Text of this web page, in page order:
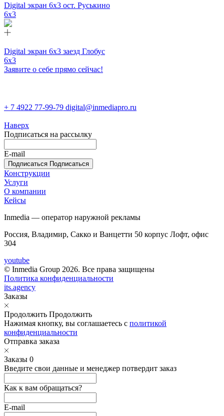
Digital экран 6х3 ост. Руськино
6х3
Digital экран 6х3 заезд Глобус
6х3
Заявите о себе прямо сейчас!
+ 7 4922 77-99-79 digital@inmediapro.ru
Наверх
Подписаться на рассылку
E-mail
Подписаться Подписаться
Конструкции
Услуги
О компании
Кейсы
Inmedia — оператор наружной рекламы
Россия, Владимир, Сакко и Ванцетти 50 корпус Лофт, офис
304
youtube
© Inmedia Group 2026. Все права защищены
Политика конфиденциальности
its.agency
Заказы
Продолжить Продолжить
Нажимая кнопку, вы соглашаетесь с политикой
конфиденциальности
Отправка заказа
Заказы 0
Введите свои данные и менеджер потвердит заказ
Как к вам обращаться?
E-mail